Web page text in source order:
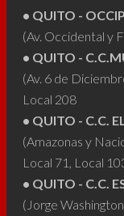
• QUITO -
(Av. Occidental y
• QUITO -
(Av. 6 de
Local 208
• QUITO - C.C.
(Amazonas y
Local 71, Local
• QUITO - C.C.
(Jorge